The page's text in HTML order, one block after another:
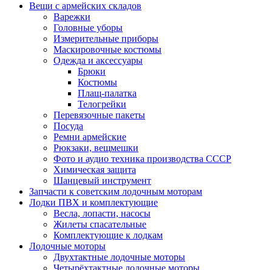
Вещи с армейских складов
Варежки
Головные уборы
Измерительные приборы
Маскировочные костюмы
Одежда и аксессуары
Брюки
Костюмы
Плащ-палатка
Телогрейки
Перевязочные пакеты
Посуда
Ремни армейские
Рюкзаки, вещмешки
Фото и аудио техника производства СССР
Химическая защита
Шанцевый инструмент
Запчасти к советским лодочным моторам
Лодки ПВХ и комплектующие
Весла, лопасти, насосы
Жилеты спасательные
Комплектующие к лодкам
Лодочные моторы
Двухтактные лодочные моторы